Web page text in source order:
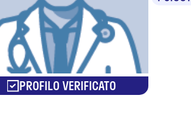
PROFILO VERIFICATO